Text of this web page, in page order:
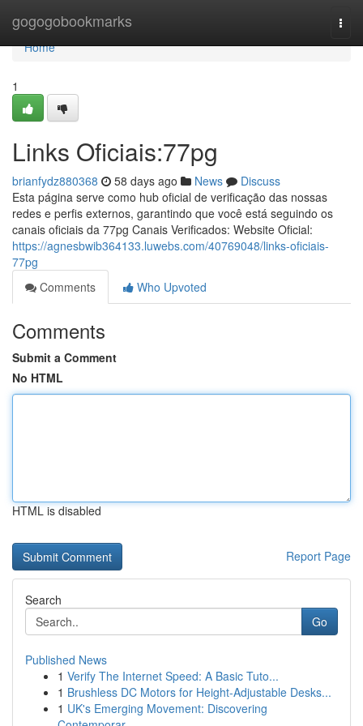
gogogobookmarks
Home
Home
1
Links Oficiais:77pg
brianfydz880368 58 days ago News
Discuss
Esta página serve como hub oficial de verificação das nossas
redes e perfis externos, garantindo que você está seguindo os
canais oficiais da 77pg Canais Verificados: Website Oficial:
https://agnesbwib364133.luwebs.com/40769048/links-oficiais-
77pg
Comments
Who Upvoted
Comments
Submit a Comment
No HTML
HTML is disabled
Report Page
Search
Go
Published News
1 Verify The Internet Speed: A Basic Tuto...
1 Brushless DC Motors for Height-Adjustable Desks...
1 UK's Emerging Movement: Discovering